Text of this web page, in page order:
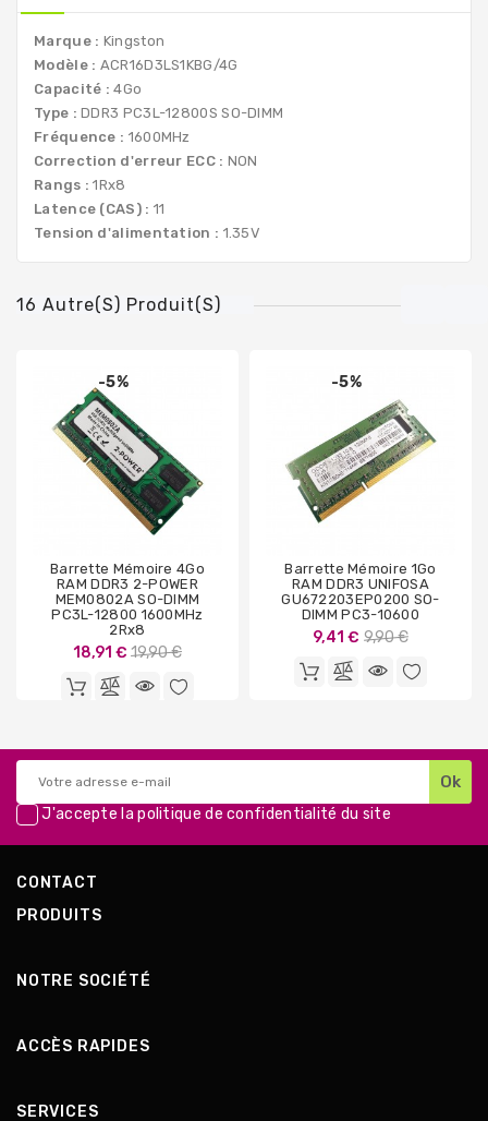
Marque : Kingston
Modèle : ACR16D3LS1KBG/4G
Capacité :4Go
Type :DDR3 PC3L-12800S SO-DIMM
Fréquence : 1600MHz
Correction d'erreur ECC : NON
Rangs :1Rx8
Latence (CAS) : 11
Tension d'alimentation : 1.35V
16 Autre(s) Produit(s)
-5%
Barrette Mémoire 4Go
RAM DDR3 2-POWER
MEM0802A SO-DIMM
PC3L-12800 1600MHz
2Rx8
18,91 € Prix
base
19,90 €
-5%
Barrette Mémoire 1Go
RAM DDR3 UNIFOSA
GU672203EP0200 SO-
DIMM PC3-10600
9,41 € Prix
base
9,90 €
J'accepte lapolitique de confidentialité du site
CONTACT
PRODUITS
NOTRE SOCIÉTÉ
ACCÈS RAPIDES
SERVICES